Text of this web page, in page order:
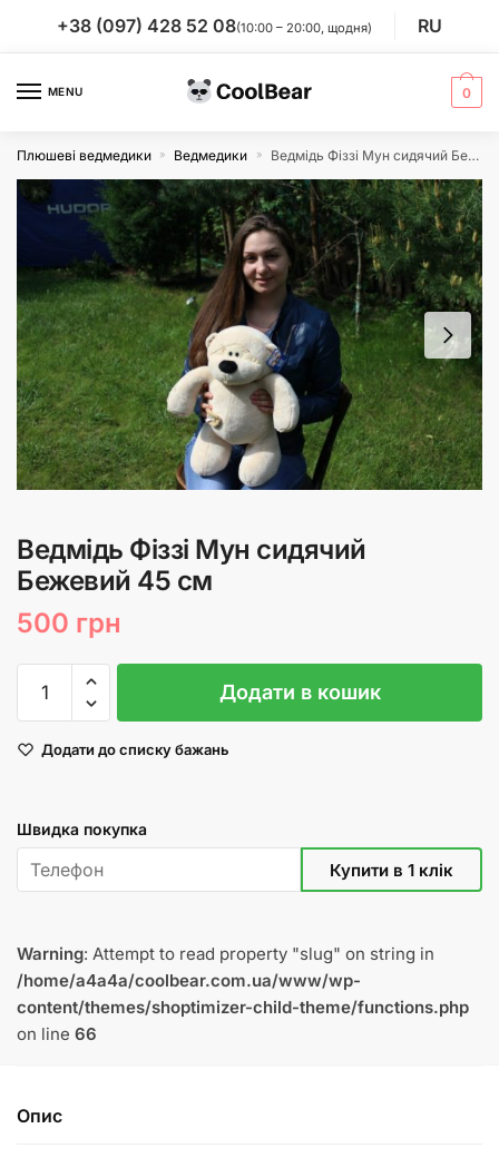
+38 (097) 428 52 08(10:00 – 20:00, щодня) RU
MENU 0
Плюшеві ведмедики » Ведмедики » Ведмідь Фіззі Мун сидячий Бежевий 45 см
Ведмідь Фіззі Мун сидячий
Бежевий 45 см
500 грн
Фіззі
сидячий
см
кількість
Додати в кошик
Додати до списку бажань
Швидка покупка
Warning: Attempt to read property "slug" on string in
/home/a4a4a/coolbear.com.ua/www/wp-
content/themes/shoptimizer-child-theme/functions.php
on line 66
Опис